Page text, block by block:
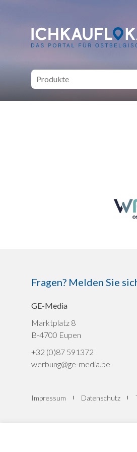
ich kauf lokal
Fragen? Melden Sie
GE-Media
Marktplatz 8
B-4700 Eupen
+32 (0)87 591372
werbung@ge-media.be
Impressum Datenschutz